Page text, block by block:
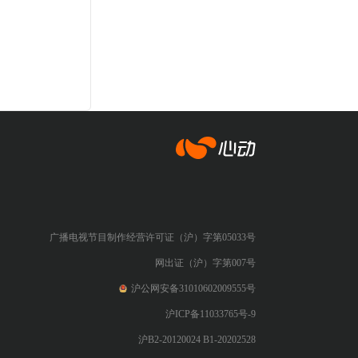
广播电视节目制作经营许可证（沪）字第05033号
网出证（沪）字第007号
沪公网安备31010602009555号
沪ICP备11033765号-9
沪B2-20120024 B1-20202528
心动网络